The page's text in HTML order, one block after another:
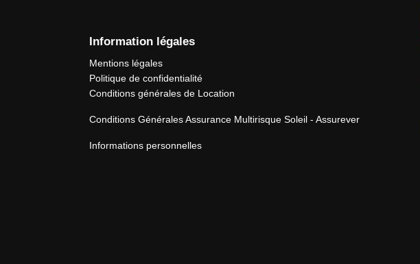
Information légales
Mentions légales
Politique de confidentialité
Conditions générales de Location
Conditions Générales Assurance Multirisque Soleil - Assurever
Informations personnelles